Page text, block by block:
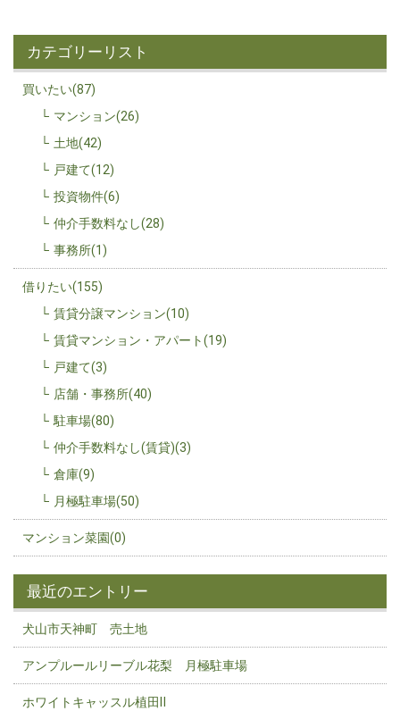
カテゴリーリスト
買いたい(87)
マンション(26)
土地(42)
戸建て(12)
投資物件(6)
仲介手数料なし(28)
事務所(1)
借りたい(155)
賃貸分譲マンション(10)
賃貸マンション・アパート(19)
戸建て(3)
店舗・事務所(40)
駐車場(80)
仲介手数料なし(賃貸)(3)
倉庫(9)
月極駐車場(50)
マンション菜園(0)
最近のエントリー
犬山市天神町 売土地
アンプルールリーブル花梨 月極駐車場
ホワイトキャッスル植田Ⅱ